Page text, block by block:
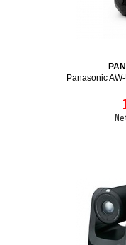
Panasonic